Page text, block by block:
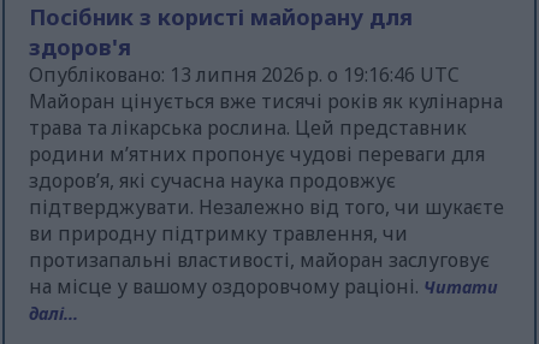
Посібник з користі майорану для
здоров'я
Опубліковано: 13 липня 2026 р. о 19:16:46 UTC
Майоран цінується вже тисячі років як кулінарна
трава та лікарська рослина. Цей представник
родини м’ятних пропонує чудові переваги для
здоров’я, які сучасна наука продовжує
підтверджувати. Незалежно від того, чи шукаєте
ви природну підтримку травлення, чи
протизапальні властивості, майоран заслуговує
на місце у вашому оздоровчому раціоні. Читати
далі...